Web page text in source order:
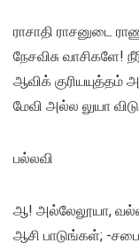
ராசாதி ராசனுடை
நேசவிசு வாசிகளே!
ஆவிக் குரியயுத்தம்
மேவி அல்ல லுயா
பல்லவி
ஆ! அல்லேலூயா,
ஆசி பாடுங்கள்; -சபை